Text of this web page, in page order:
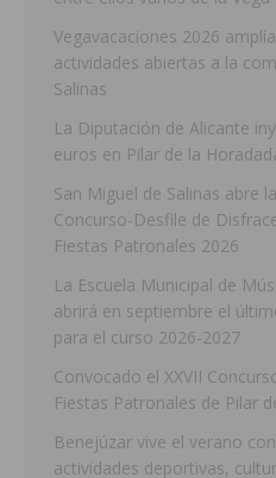
Vegavacaciones 2026
actividades abiertas a la
Salinas
La Diputación de Alicante
euros en Pilar de la
San Miguel de Salinas abre
Concurso-Desfile de
Fiestas Patronales 2026
La Escuela Municipal de
abrirá en septiembre el
para el curso 2026-2027
Convocado el XXVII
Fiestas Patronales de Pilar
Benejúzar vive el verano
actividades deportivas,